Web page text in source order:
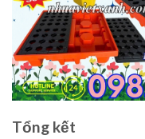
Tổng kết